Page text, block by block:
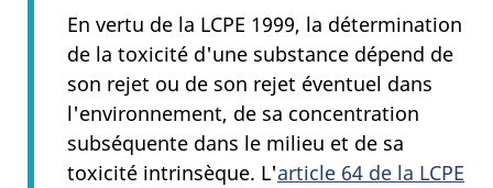
En vertu de la LCPE 1999, la détermination
de la toxicité d'une substance dépend de
son rejet ou de son rejet éventuel dans
l'environnement, de sa concentration
subséquente dans le milieu et de sa
toxicité intrinsèque. L'article 64 de la LCPE